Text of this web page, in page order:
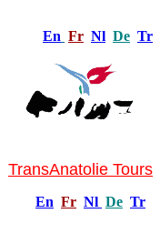
En Fr Nl De Tr
TransAnatolie Tours
En Fr Nl De Tr